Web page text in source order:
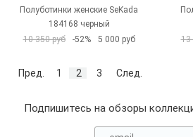
Полуботинки женские SeKada
184168 черный
10 350 руб
-52% 5 000 руб
13
Пред. 1 2 3 След.
Подпишитесь на обзоры